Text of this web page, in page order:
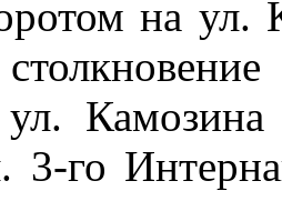
на ул.
3-го